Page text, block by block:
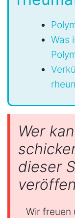
Was
Wer
dieser
Wir freuen